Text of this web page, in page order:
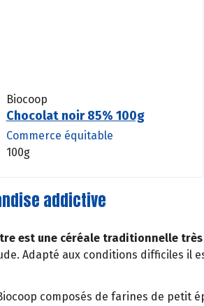
Biocoop
Chocolat noir 85% 100g
Commerce équitable
100g
addictive
est une céréale traditionnelle
Adapté aux conditions difficiles il
composés de farines de petit